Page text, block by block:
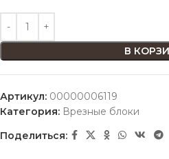
В
Артикул: 00000006119
Категория: Врезные блоки
Поделиться: